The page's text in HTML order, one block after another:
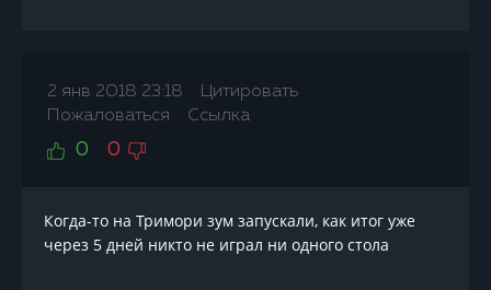
2 янв 2018 23:18
Цитировать
Пожаловаться
Ссылка
0 0
Когда-то на Тримори зум запускали, как итог уже
через 5 дней никто не играл ни одного стола